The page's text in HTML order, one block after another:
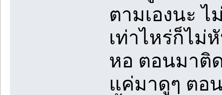
ตามเองนะ
เท่าไหร่ก็ไม่
หอ ตอนมาติ
แค่มาดูๆ ตอ